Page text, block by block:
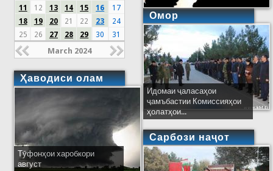
11
12 13 14 15 16
17
18
19 20 21 22 23
24
25
26 27 28 29 30 31
March 2024
Ҳаводиси олам
Тӯфонҳои харобкори
август
Омор
Идомаи ҷаласаҳои
ҷамъбастии Комиссияҳои
ҳолатҳои...
Сарбози наҷот